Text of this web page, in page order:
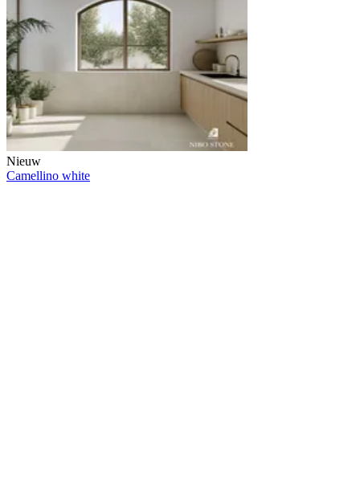
Nieuw
Camellino white